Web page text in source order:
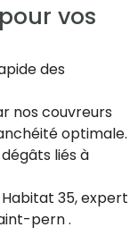
vos
des
nos couvreurs
optimale.
liés à
35, expert
pern .